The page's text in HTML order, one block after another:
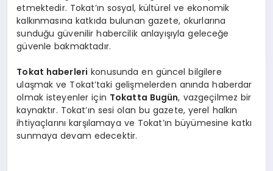
etmektedir. Tokat’ın sosyal, kültürel ve ekonomik
kalkınmasına katkıda bulunan gazete, okurlarına
sunduğu güvenilir habercilik anlayışıyla geleceğe
güvenle bakmaktadır.
Tokat haberleri konusunda en güncel bilgilere
ulaşmak ve Tokat’taki gelişmelerden anında haberdar
olmak isteyenler için Tokatta Bugün, vazgeçilmez bir
kaynaktır. Tokat’ın sesi olan bu gazete, yerel halkın
ihtiyaçlarını karşılamaya ve Tokat’ın büyümesine katkı
sunmaya devam edecektir.